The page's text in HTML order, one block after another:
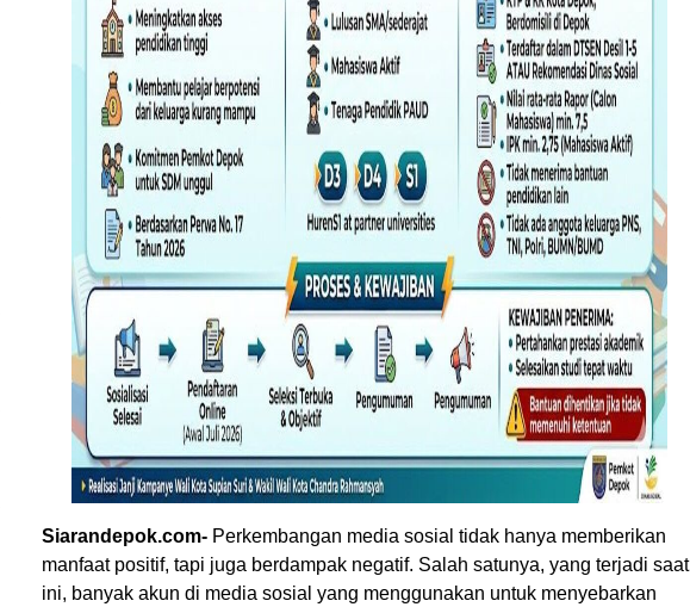
Siarandepok.com- Perkembangan media sosial tidak hanya memberikan
manfaat positif, tapi juga berdampak negatif. Salah satunya, yang terjadi saat
ini, banyak akun di media sosial yang menggunakan untuk menyebarkan